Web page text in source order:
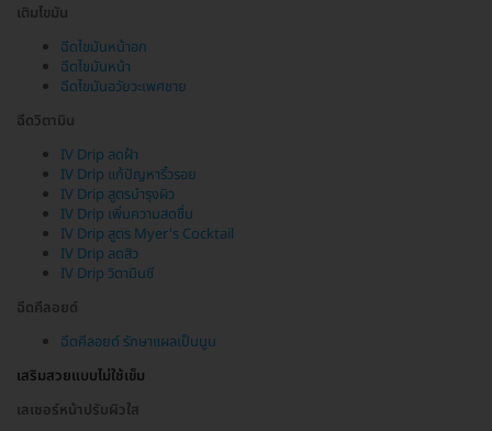
เติมไขมัน
ฉีดไขมันหน้าอก
ฉีดไขมันหน้า
ฉีดไขมันอวัยวะเพศชาย
ฉีดวิตามิน
IV Drip ลดฝ้า
IV Drip แก้ปัญหาริ้วรอย
IV Drip สูตรบำรุงผิว
IV Drip เพิ่มความสดชื่น
IV Drip สูตร Myer's Cocktail
IV Drip ลดสิว
IV Drip วิตามินซี
ฉีดคีลอยด์
ฉีดคีลอยด์ รักษาแผลเป็นนูน
เสริมสวยแบบไม่ใช้เข็ม
เลเซอร์หน้าปรับผิวใส